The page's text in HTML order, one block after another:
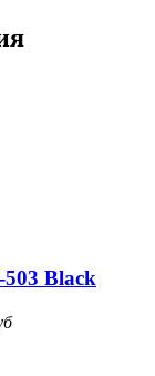
Black